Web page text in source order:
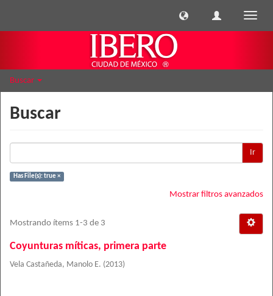
Buscar
Buscar
Ir
Has File(s): true ×
Mostrar filtros avanzados
Mostrando ítems 1-3 de 3
Coyunturas míticas, primera parte
Vela Castañeda, Manolo E. (2013)